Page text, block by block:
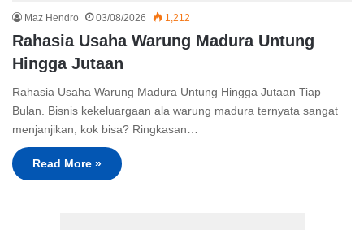
Maz Hendro 03/08/2026 1,212
Rahasia Usaha Warung Madura Untung
Hingga Jutaan
Rahasia Usaha Warung Madura Untung Hingga Jutaan Tiap
Bulan. Bisnis kekeluargaan ala warung madura ternyata sangat
menjanjikan, kok bisa? Ringkasan…
Read More »